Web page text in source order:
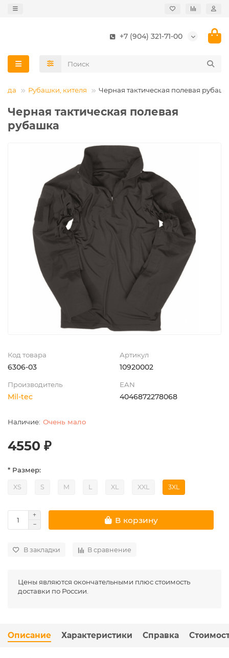
+7 (904) 321-71-00
Рубашки, кителя Черная тактическая полевая
Черная тактическая полевая
рубашка
Код товара
6306-03
Артикул
10920002
Производитель
Mil-tec
EAN
4046872278068
Очень мало
4550 ₽
* Размер:
XS S M L XL XXL 3XL
В корзину
В закладки В сравнение
Цены являются окончательными плюс стоимость
доставки по России.
Описание Характеристики Справка